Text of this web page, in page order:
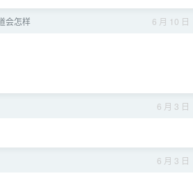
6 月 10 日
会怎样
6 月 3 日
6 月 3 日